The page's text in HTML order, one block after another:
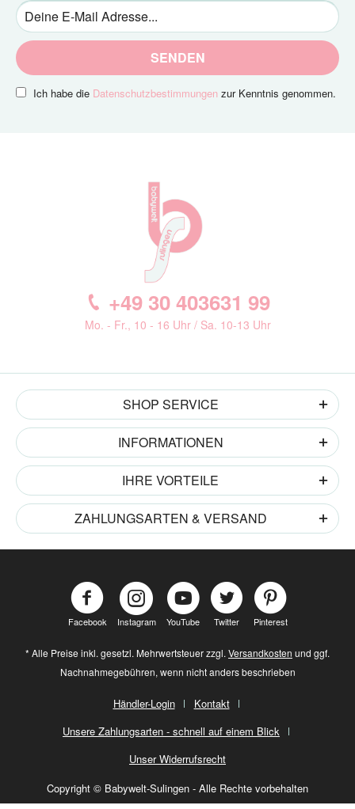
SENDEN
Ich habe die Datenschutzbestimmungen zur Kenntnis genommen.
+49 30 403631 99
Mo. - Fr., 10 - 16 Uhr / Sa. 10-13 Uhr
SHOP SERVICE
INFORMATIONEN
IHRE VORTEILE
ZAHLUNGSARTEN & VERSAND
Facebook Instagram YouTube Twitter Pinterest
* Alle Preise inkl. gesetzl. Mehrwertsteuer zzgl. Versandkosten und ggf.
Nachnahmegebühren, wenn nicht anders beschrieben
Händler-Login
Kontakt
Unsere Zahlungsarten - schnell auf einem Blick
Unser Widerrufsrecht
Copyright © Babywelt-Sulingen - Alle Rechte vorbehalten